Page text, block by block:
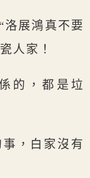
洛展鴻真不要
人家！
的，都是垃
，白家沒有